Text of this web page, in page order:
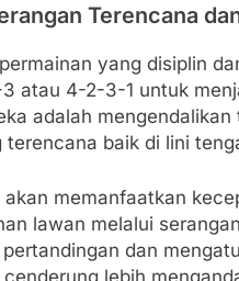
Terencana
yang disiplin
atau 4-2-3-1 untuk
adalah
baik di lini
memanfaatkan
lawan melalui
dan
lebih